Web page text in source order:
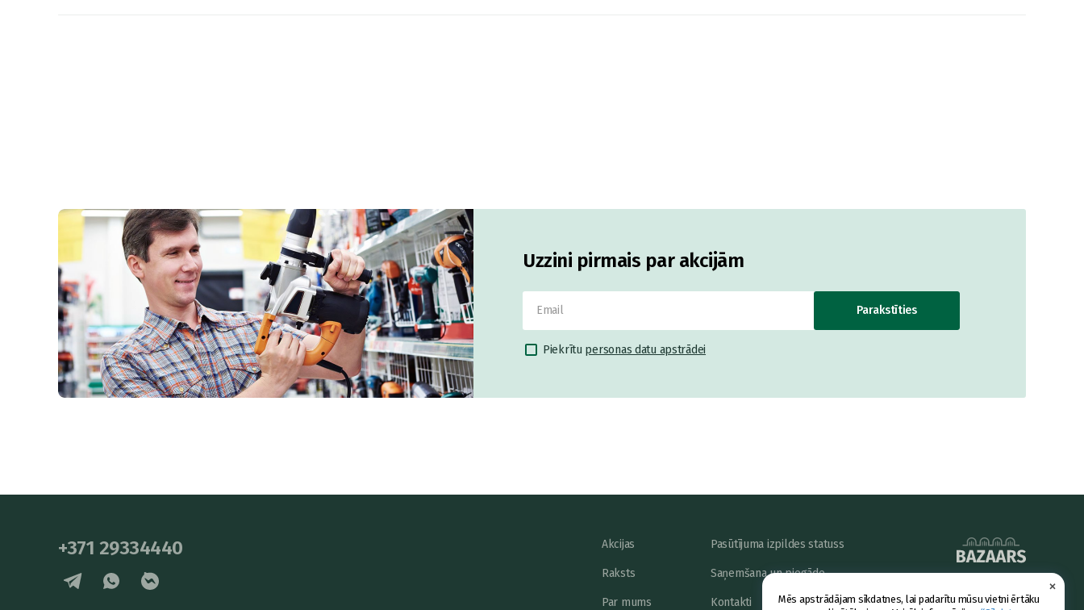
×
Mēs apstrādājam sīkdatnes, lai padarītu mūsu vietni ērtāku
Uzzini pirmais par akcijām
Parakstīties
Piekrītu personas datu apstrādei
+371 29334440 Akcijas
Raksts
Par mums
Pasūtījuma izpildes statuss
Saņemšana un piegāde
Kontakti